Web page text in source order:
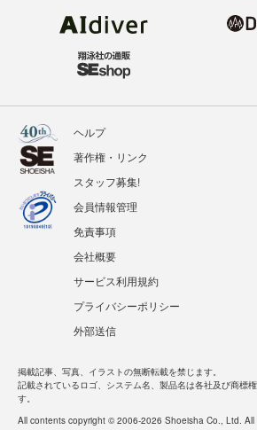
ヘルプ
著作権・リンク
スタッフ募集!
会員情報管理
免責事項
会社概要
サービス利用規約
プライバシーポリシー
外部送信
掲載記事、写真、イラストの無断転載を禁じます。
記載されているロゴ、システム名、製品名は各社及び商標
す。
All contents copyright © 2006-2026 Shoeisha Co., Ltd. All